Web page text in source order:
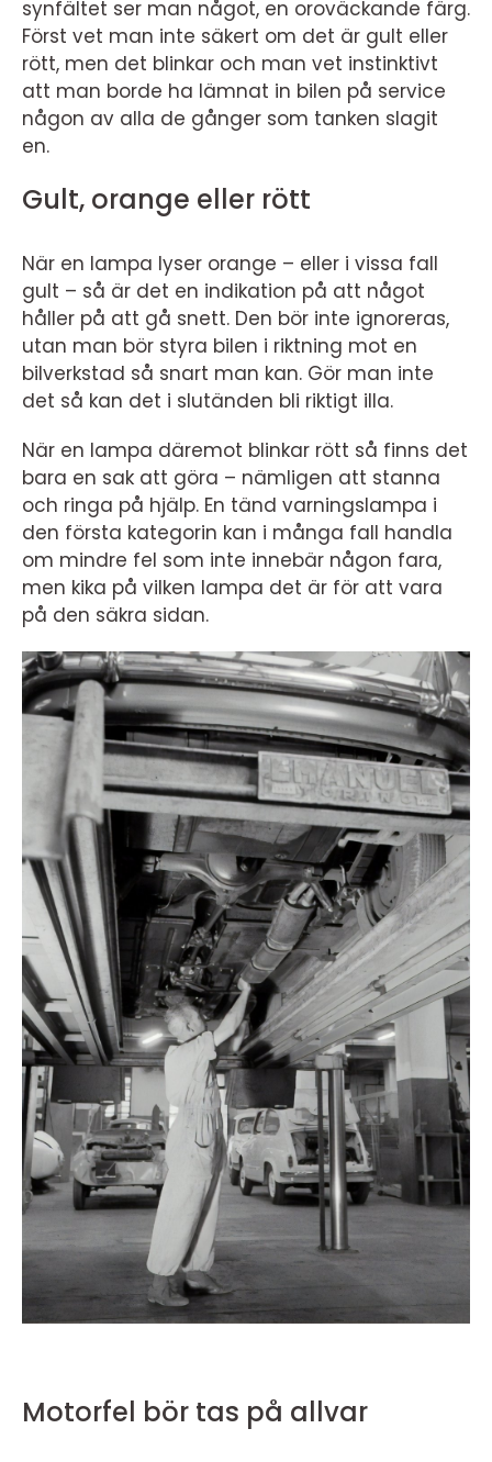
synfältet ser man något, en oroväckande färg.
Först vet man inte säkert om det är gult eller
rött, men det blinkar och man vet instinktivt
att man borde ha lämnat in bilen på service
någon av alla de gånger som tanken slagit
en.
Gult, orange eller rött
När en lampa lyser orange – eller i vissa fall
gult – så är det en indikation på att något
håller på att gå snett. Den bör inte ignoreras,
utan man bör styra bilen i riktning mot en
bilverkstad så snart man kan. Gör man inte
det så kan det i slutänden bli riktigt illa.
När en lampa däremot blinkar rött så finns det
bara en sak att göra – nämligen att stanna
och ringa på hjälp. En tänd varningslampa i
den första kategorin kan i många fall handla
om mindre fel som inte innebär någon fara,
men kika på vilken lampa det är för att vara
på den säkra sidan.
Motorfel bör tas på allvar